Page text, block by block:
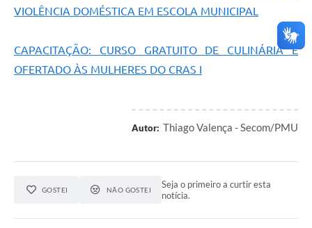
VIOLÊNCIA DOMÉSTICA EM ESCOLA MUNICIPAL
CAPACITAÇÃO: CURSO GRATUITO DE CULINÁRIA É
OFERTADO ÀS MULHERES DO CRAS I
Autor: Thiago Valença - Secom/PMU
GOSTEI NÃO GOSTEI
Seja o primeiro a curtir esta
notícia.